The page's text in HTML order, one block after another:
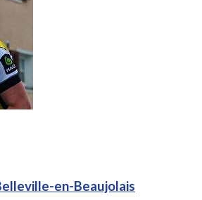
en-Beaujolais